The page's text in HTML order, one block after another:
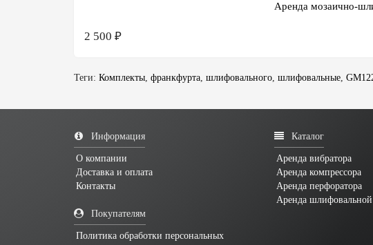
Аренда мозаично-
2 500 ₽
Теги: Комплекты, франкфурта, шлифовального, шлифовальные,
Информация
О компании
Доставка и оплата
Контакты
Покупателям
Политика обработки персональных
Каталог
Аренда вибратора
Аренда компрессора
Аренда перфоратора
Аренда